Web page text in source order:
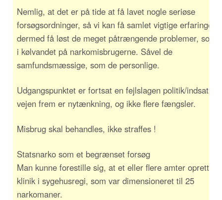
Nemlig, at det er på tide at få lavet nogle seriøse
forsøgsordninger, så vi kan få samlet vigtige erfaringer
dermed få løst de meget påtrængende problemer, som
i kølvandet på narkomisbrugerne. Såvel de
samfundsmæssige, som de personlige.
Udgangspunktet er fortsat en fejlslagen politik/indsats,
vejen frem er nytænkning, og ikke flere fængsler.
Misbrug skal behandles, ikke straffes !
Statsnarko som et begrænset forsøg
Man kunne forestille sig, at et eller flere amter
klinik i sygehusregi, som var dimensioneret til 25
narkomaner.